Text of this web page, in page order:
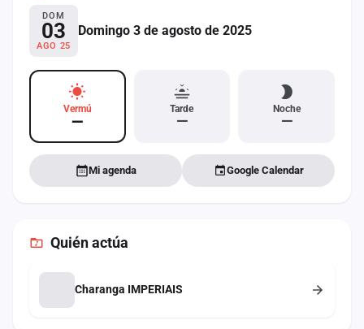
DOM
03
AGO 25
Domingo 3 de agosto de 2025
Vermú
—
Tarde
—
Noche
—
Mi agenda Google Calendar
Quién actúa
Charanga IMPERIAIS
Contacto